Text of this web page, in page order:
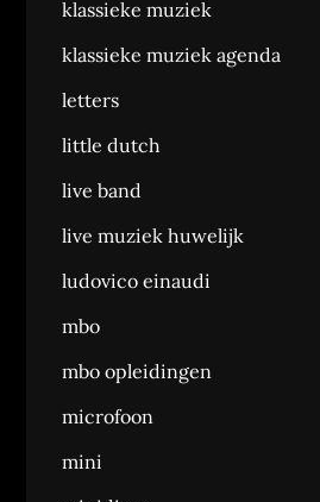
klassieke muziek
klassieke muziek agenda
letters
little dutch
live band
live muziek huwelijk
ludovico einaudi
mbo
mbo opleidingen
microfoon
mini